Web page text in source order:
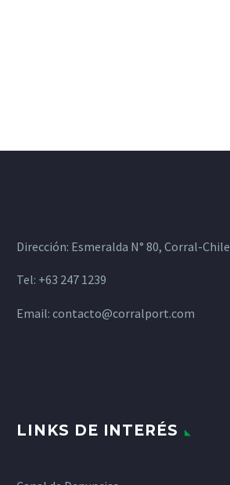
Dirección: Esmeralda N° 80, Corral-Chile
Tel: +63 247 1239
Email: contacto@corralport.com
LINKS DE INTERÉS